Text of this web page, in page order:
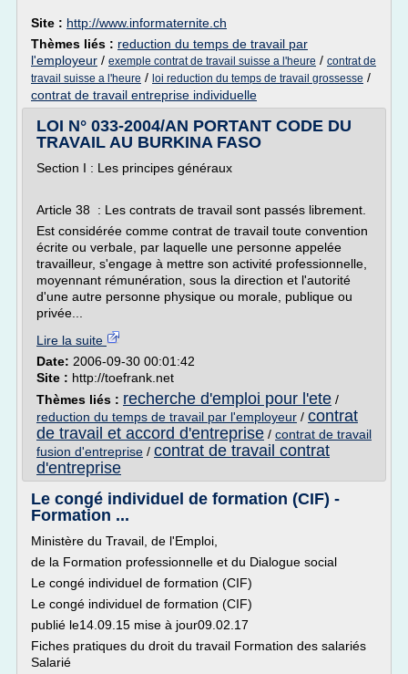
Site : http://www.informaternite.ch
Thèmes liés : reduction du temps de travail par
l'employeur / exemple contrat de travail suisse a l'heure / contrat de
travail suisse a l'heure / loi reduction du temps de travail grossesse /
contrat de travail entreprise individuelle
LOI N° 033-2004/AN PORTANT CODE DU
TRAVAIL AU BURKINA FASO
Section I : Les principes généraux
Article 38 : Les contrats de travail sont passés librement.
Est considérée comme contrat de travail toute convention
écrite ou verbale, par laquelle une personne appelée
travailleur, s'engage à mettre son activité professionnelle,
moyennant rémunération, sous la direction et l'autorité
d'une autre personne physique ou morale, publique ou
privée...
Lire la suite
Date: 2006-09-30 00:01:42
Site : http://toefrank.net
Thèmes liés : recherche d'emploi pour l'ete /
reduction du temps de travail par l'employeur / contrat
de travail et accord d'entreprise / contrat de travail
fusion d'entreprise / contrat de travail contrat
d'entreprise
Le congé individuel de formation (CIF) -
Formation ...
Ministère du Travail, de l'Emploi,
de la Formation professionnelle et du Dialogue social
Le congé individuel de formation (CIF)
Le congé individuel de formation (CIF)
publié le14.09.15 mise à jour09.02.17
Fiches pratiques du droit du travail Formation des salariés
Salarié